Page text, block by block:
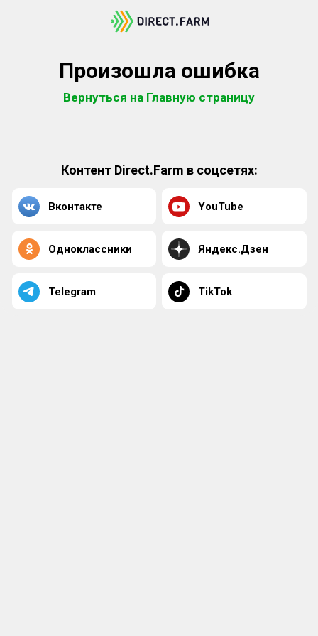
Произошла ошибка
Вернуться на Главную страницу
Контент Direct.Farm в соцсетях:
Вконтакте YouTube
Одноклассники Яндекс.Дзен
Telegram TikTok